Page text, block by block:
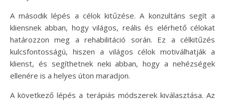
A második lépés a célok kitűzése. A konzultáns segít a
kliensnek abban, hogy világos, reális és elérhető célokat
határozzon meg a rehabilitáció során. Ez a célkitűzés
kulcsfontosságú, hiszen a világos célok motiválhatják a
klienst, és segíthetnek neki abban, hogy a nehézségek
ellenére is a helyes úton maradjon.
A következő lépés a terápiás módszerek kiválasztása. Az